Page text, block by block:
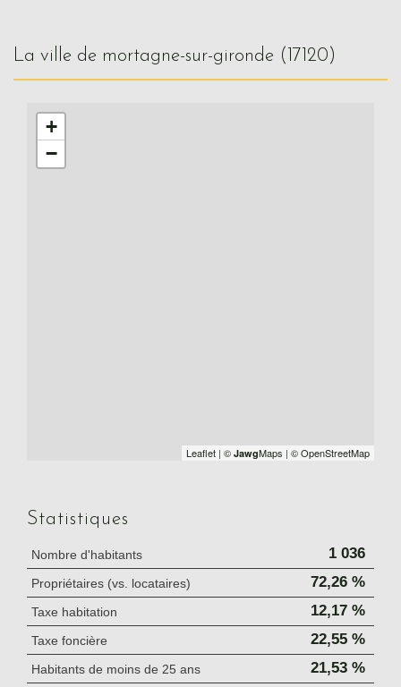
la ville de mortagne-sur-gironde (17120)
+
−
Leaflet | © JawgMaps | © OpenStreetMap
Statistiques
Nombre d'habitants 1 036
Propriétaires (vs. locataires) 72,26 %
Taxe habitation 12,17 %
Taxe foncière 22,55 %
Habitants de moins de 25 ans 21,53 %